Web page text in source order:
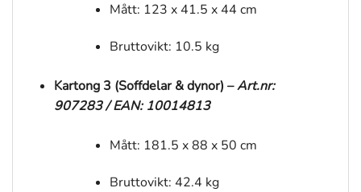
Mått: 123 x 41.5 x 44 cm
Bruttovikt: 10.5 kg
Kartong 3 (Soffdelar & dynor) –Art.nr:
907283 / EAN: 10014813
Mått: 181.5 x 88 x 50 cm
Bruttovikt: 42.4 kg